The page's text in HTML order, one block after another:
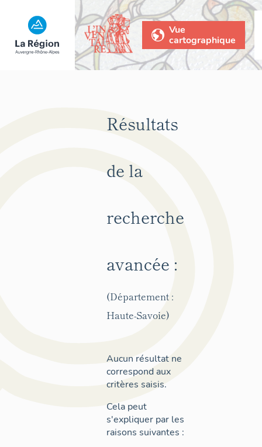
Vue
cartographique
Résultats
de la
recherche
avancée :
(Département :
Haute-Savoie)
Aucun résultat ne
correspond aux
critères saisis.
Cela peut
s'expliquer par les
raisons suivantes :